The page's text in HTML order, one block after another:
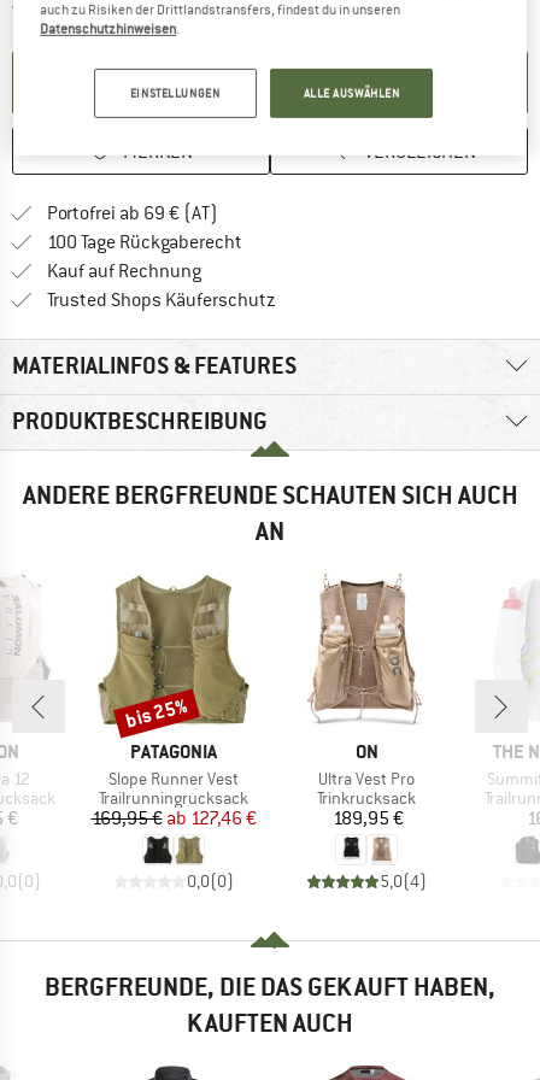
BENACHRICHTIGUNG EINRICHTEN
MERKEN VERGLEICHEN
Portofrei ab 69 € (AT)
100 Tage Rückgaberecht
Kauf auf RechnungFinde die Zahlungs-Infos hier! Öffnet
Trusted Shops Käuferschutz
MATERIALINFOS & FEATURES
PRODUKTBESCHREIBUNG
ANDERE BERGFREUNDE SCHAUTEN SICH AUCH
AN
12
€
(0)
MARKE
PATAGONIA
Artikel
Slope Runner Vest
Produktgruppe
Trailrunningrucksack
Preis
169,95 € reduzierter Preis
ab 127,46 €
0,0(0)
Rabatt
bis 25%
MARKE
ON
Artikel
Ultra Vest Pro
Produktgruppe
Trinkrucksack
Preis
189,95 €
5,0(4)
THE
Artikel
BERGFREUNDE, DIE DAS GEKAUFT HABEN,
KAUFTEN AUCH
auch zu Risiken der Drittlandstransfers, findest du in unseren
Datenschutzhinweisen
EINSTELLUNGEN ALLE AUSWÄHLEN